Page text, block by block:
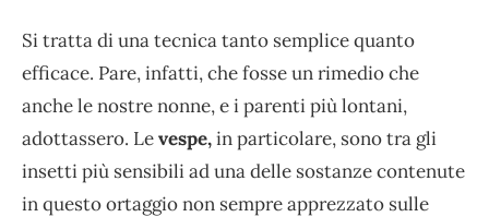
Si tratta di una tecnica tanto semplice quanto
efficace. Pare, infatti, che fosse un rimedio che
anche le nostre nonne, e i parenti più lontani,
adottassero. Levespe,in particolare, sono tra gli
insetti più sensibili ad una delle sostanze contenute
in questo ortaggio non sempre apprezzato sulle